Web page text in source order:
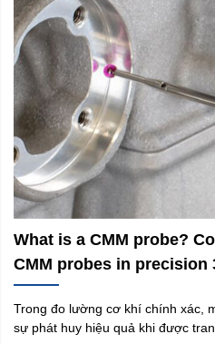
bền cao, công nghệ tiên tiến và
Tại Việt Nam, Yamaguchi là đơn
các dòng máy sấy khí nén SMC,
cho nhà máy, phòng thí nghiệm
What is a CMM probe?
CMM probes in precision
Trong đo lường cơ khí chính xác,
sự phát huy hiệu quả khi được